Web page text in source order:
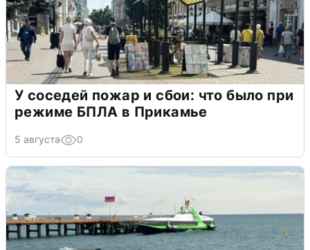
У соседей пожар и сбои: что было при
режиме БПЛА в Прикамье
5 августа 0